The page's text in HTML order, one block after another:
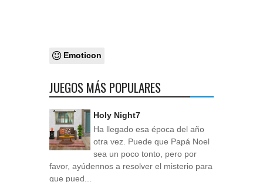
Emoticon
JUEGOS MÁS POPULARES
Holy Night7
Ha llegado esa época del año
otra vez. Puede que Papá Noel
sea un poco tonto, pero por
favor, ayúdennos a resolver el misterio para
que pued...